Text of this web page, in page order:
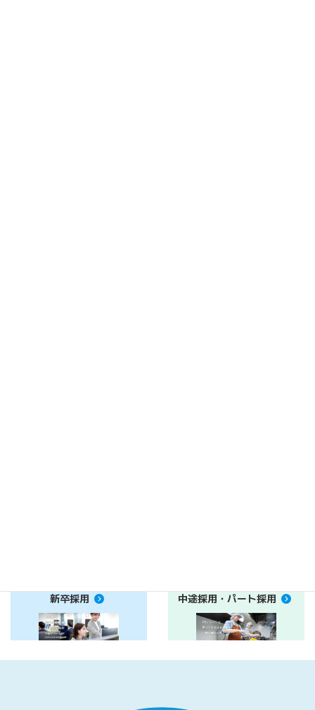
新卒採用 中途採用・パート採用